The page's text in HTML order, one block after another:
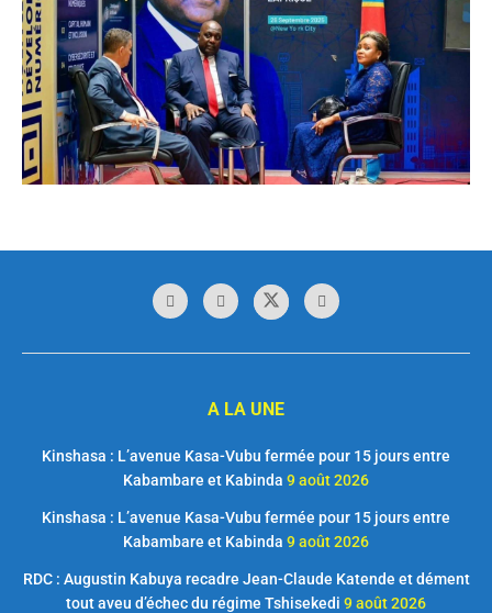
A LA UNE
Kinshasa : L’avenue Kasa-Vubu fermée pour 15 jours entre
Kabambare et Kabinda 9 août 2026
Kinshasa : L’avenue Kasa-Vubu fermée pour 15 jours entre
Kabambare et Kabinda 9 août 2026
RDC : Augustin Kabuya recadre Jean-Claude Katende et dément
tout aveu d’échec du régime Tshisekedi 9 août 2026